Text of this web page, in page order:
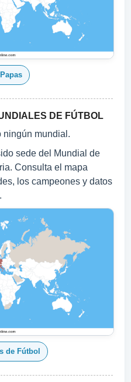
DE FÚTBOL
ningún mundial.
sede del Mundial de
Consulta el mapa
los campeones y datos
de Fútbol